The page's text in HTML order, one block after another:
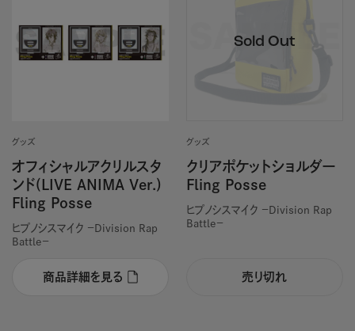
グッズ
オフィシャルアクリルスタ
ンド(LIVE ANIMA Ver.)
Fling Posse
ヒプノシスマイク －Division Rap
Battle－
商品詳細を見る
グッズ
クリアポケットショルダー
Fling Posse
ヒプノシスマイク －Division Rap
Battle－
売り切れ